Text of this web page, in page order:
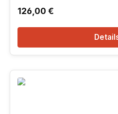
Regulärer Preis:
126,00 €